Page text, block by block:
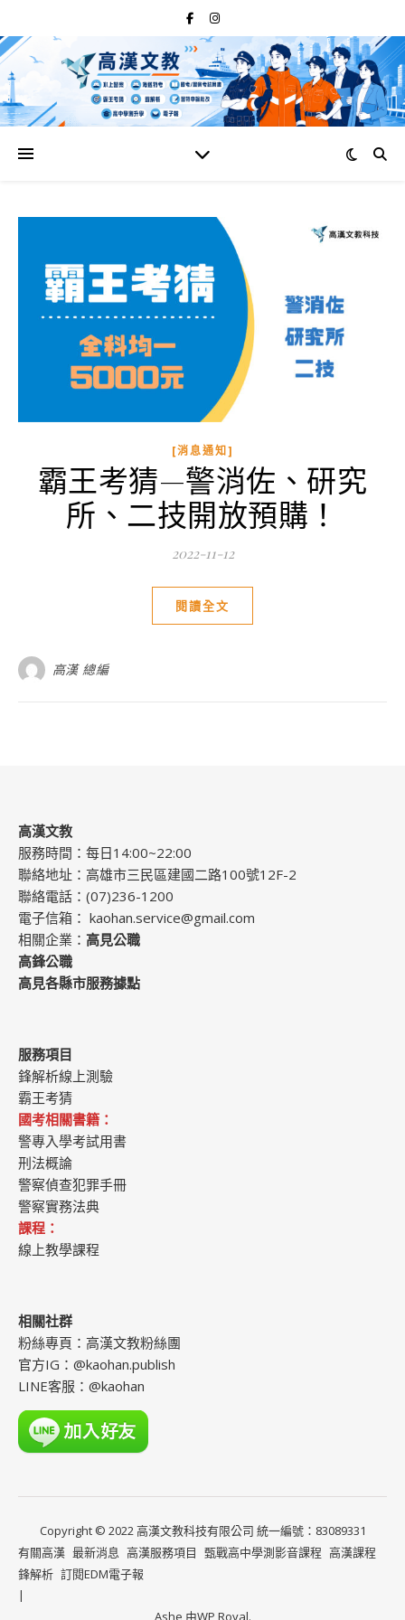
[消息通知]
霸王考猜—警消佐、研究
所、二技開放預購！
2022-11-12
閱讀全文
高漢 總編
高漢文教
服務時間：每日14:00~22:00
聯絡地址：高雄市三民區建國二路100號12F-2
聯絡電話：(07)236-1200
電子信箱： kaohan.service@gmail.com
相關企業： 高見公職
高鋒公職
高見各縣市服務據點
服務項目
鋒解析線上測驗
霸王考猜
國考相關書籍：
警專入學考試用書
刑法概論
警察偵查犯罪手冊
警察實務法典
課程：
線上教學課程
相關社群
粉絲專頁： 高漢文教粉絲團
官方IG： @kaohan.publish
LINE客服： @kaohan
​Copyright © 2022 高漢文教科技有限公司 統一編號：83089331
有關高漢 最新消息 高漢服務項目 甄戰高中學測影音課程 高漢課程
鋒解析 訂閱EDM電子報
Ashe 由WP Royal.